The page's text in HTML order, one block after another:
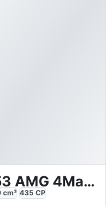
Mercedes-Benz GLE 53 AMG 4Matic Performance Superior Night
cm³ 435 CP